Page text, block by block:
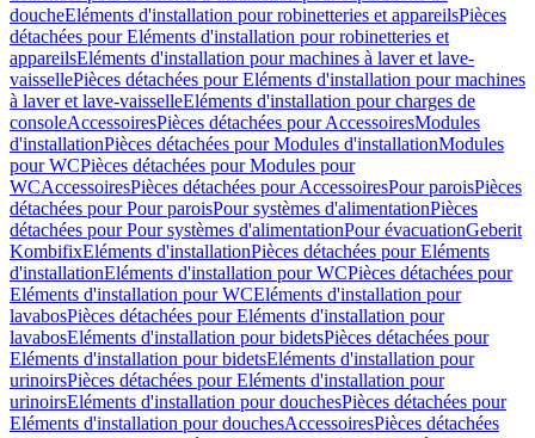
doucheEléments d'installation pour robinetteries et appareilsPièces
détachées pour Eléments d'installation pour robinetteries et
appareilsEléments d'installation pour machines à laver et lave-
vaissellePièces détachées pour Eléments d'installation pour machines
à laver et lave-vaisselleEléments d'installation pour charges de
consoleAccessoiresPièces détachées pour AccessoiresModules
d'installationPièces détachées pour Modules d'installationModules
pour WCPièces détachées pour Modules pour
WCAccessoiresPièces détachées pour AccessoiresPour paroisPièces
détachées pour Pour paroisPour systèmes d'alimentationPièces
détachées pour Pour systèmes d'alimentationPour évacuationGeberit
KombifixEléments d'installationPièces détachées pour Eléments
d'installationEléments d'installation pour WCPièces détachées pour
Eléments d'installation pour WCEléments d'installation pour
lavabosPièces détachées pour Eléments d'installation pour
lavabosEléments d'installation pour bidetsPièces détachées pour
Eléments d'installation pour bidetsEléments d'installation pour
urinoirsPièces détachées pour Eléments d'installation pour
urinoirsEléments d'installation pour douchesPièces détachées pour
Eléments d'installation pour douchesAccessoiresPièces détachées